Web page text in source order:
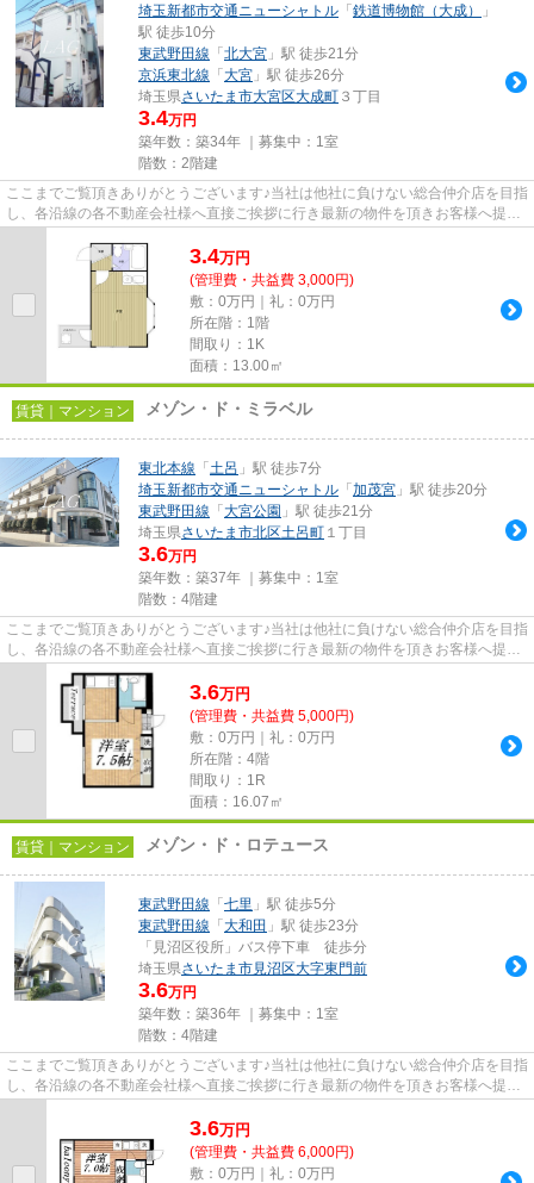
埼玉新都市交通ニューシャトル 「 鉄道博物館（大成）
」
駅 徒歩10分
東武野田線 「 北大宮 」駅 徒歩21分
京浜東北線 「 大宮 」駅 徒歩26分
埼玉県さいたま市大宮区大成町 ３丁目
3.4万円
築年数：築34年 ｜募集中： 1室
階数：2階建
ここまでご覧頂きありがとうございます♪当社は他社に負けない総合仲介店を目指
し、各沿線の各不動産会社様へ直接ご挨拶に行き最新の物件を頂きお客様へ提供
3.4万円
(管理費・共益費 3,000円)
敷：0万円｜礼：0万円
所在階：1階
間取り：1K
面積：13.00㎡
賃貸｜マンション メゾン・ド・ミラベル
東北本線 「 土呂 」駅 徒歩7分
埼玉新都市交通ニューシャトル 「 加茂宮 」駅 徒歩20分
東武野田線 「 大宮公園 」駅 徒歩21分
埼玉県さいたま市北区土呂町 １丁目
3.6万円
築年数：築37年 ｜募集中： 1室
階数：4階建
ここまでご覧頂きありがとうございます♪当社は他社に負けない総合仲介店を目指
し、各沿線の各不動産会社様へ直接ご挨拶に行き最新の物件を頂きお客様へ提供
しております！最新の情報は...
3.6万円
(管理費・共益費 5,000円)
敷：0万円｜礼：0万円
所在階：4階
間取り：1R
面積：16.07㎡
賃貸｜マンション メゾン・ド・ロテュース
東武野田線 「 七里 」駅 徒歩5分
東武野田線 「 大和田 」駅 徒歩23分
「見沼区役所」バス停下車 徒歩分
埼玉県さいたま市見沼区大字東門前
3.6万円
築年数：築36年 ｜募集中： 1室
階数：4階建
ここまでご覧頂きありがとうございます♪当社は他社に負けない総合仲介店を目指
し、各沿線の各不動産会社様へ直接ご挨拶に行き最新の物件を頂きお客様へ提供
3.6万円
(管理費・共益費 6,000円)
敷：0万円｜礼：0万円